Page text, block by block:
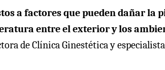
a factores que pueden dañar la
entre el exterior y los
de Clínica Ginestética y